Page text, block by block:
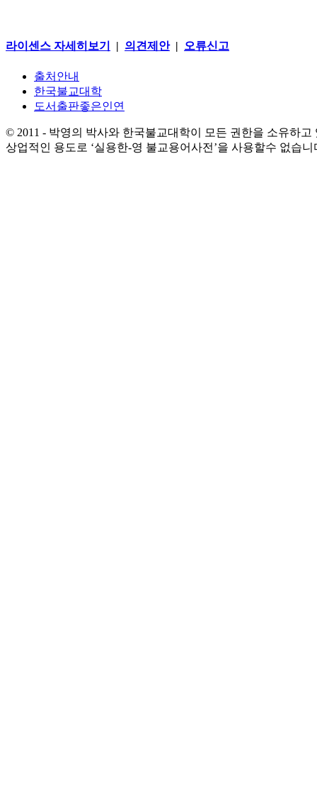
라이센스 자세히보기 | 의견제안| 오류신고
출처안내
한국불교대학
도서출판좋은인연
© 2011 - 박영의 박사와 한국불교대학이 모든 권한을 소유하고
상업적인 용도로 ‘실용한-영 불교용어사전’을 사용할수 없습니